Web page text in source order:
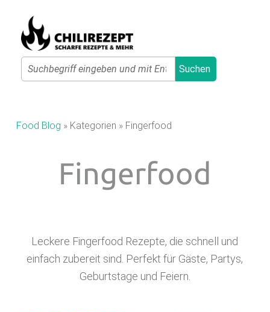
Search
Suchen
I
E
P
T
Food Blog » Kategorien » Fingerfood
Fingerfood
Leckere Fingerfood Rezepte, die schnell und
einfach zubereit sind. Perfekt für Gäste, Partys,
Geburtstage und Feiern.